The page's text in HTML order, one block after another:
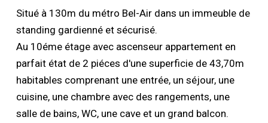
Situé à 130m du métro Bel-Air dans un immeuble de
standing gardienné et sécurisé.
Au 10éme étage avec ascenseur appartement en
parfait état de 2 piéces d'une superficie de 43,70m
habitables comprenant une entrée, un séjour, une
cuisine, une chambre avec des rangements, une
salle de bains, WC, une cave et un grand balcon.